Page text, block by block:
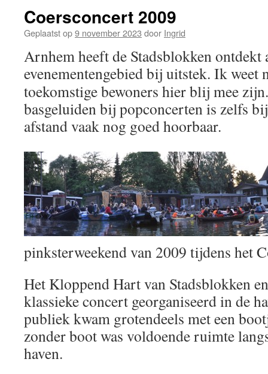
Coersconcert 2009
Geplaatst op9 november 2023 door Ingrid
Arnhem heeft de Stadsblokken ontdekt
evenementengebied bij uitstek. Ik weet
toekomstige bewoners hier blij mee
basgeluiden bij popconcerten is zelfs
afstand vaak nog goed hoorbaar.
pinksterweekend van 2009 tijdens het
Het Kloppend Hart van Stadsblokken
klassieke concert georganiseerd in de
publiek kwam grotendeels met een
zonder boot was voldoende ruimte
haven.